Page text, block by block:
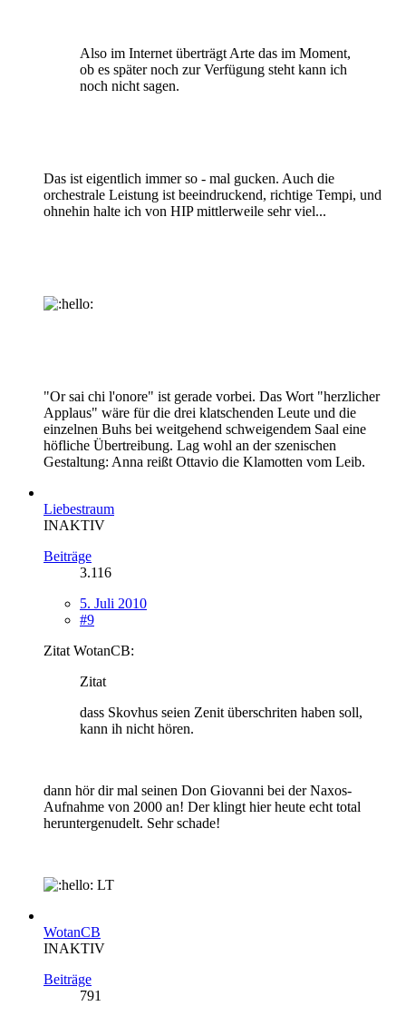
Also im Internet überträgt Arte das im Moment,
ob es später noch zur Verfügung steht kann ich
noch nicht sagen.
Das ist eigentlich immer so - mal gucken. Auch die
orchestrale Leistung ist beeindruckend, richtige Tempi, und
ohnehin halte ich von HIP mittlerweile sehr viel...
"Or sai chi l'onore" ist gerade vorbei. Das Wort "herzlicher
Applaus" wäre für die drei klatschenden Leute und die
einzelnen Buhs bei weitgehend schweigendem Saal eine
höfliche Übertreibung. Lag wohl an der szenischen
Gestaltung: Anna reißt Ottavio die Klamotten vom Leib.
Liebestraum
INAKTIV
Beiträge
3.116
5. Juli 2010
#9
Zitat WotanCB:
Zitat
dass Skovhus seien Zenit überschriten haben soll,
kann ih nicht hören.
dann hör dir mal seinen Don Giovanni bei der Naxos-
Aufnahme von 2000 an! Der klingt hier heute echt total
heruntergenudelt. Sehr schade!
LT
WotanCB
INAKTIV
Beiträge
791